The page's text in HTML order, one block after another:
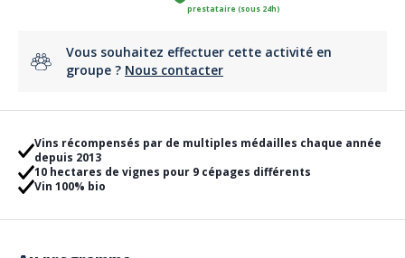
prestataire (sous 24h)
Vous souhaitez effectuer cette activité en
groupe ? Nous contacter
Vins récompensés par de multiples médailles chaque année
depuis 2013
10 hectares de vignes pour 9 cépages différents
Vin 100% bio